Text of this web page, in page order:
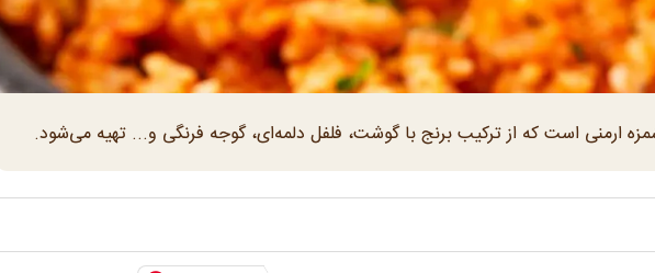
ارمنی است که از ترکیب برنج با گوشت، فلفل دلمه‌ای، گوجه فرنگی و... تهیه می‌شود.